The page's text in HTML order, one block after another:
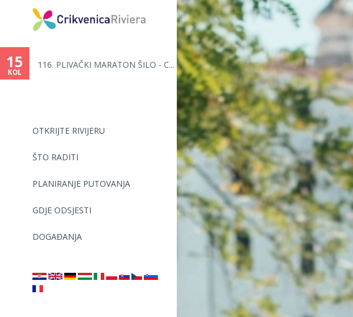
OTKRIJTE RIVIJERU
ŠTO RADITI
PLANIRANJE PUTOVANJA
GDJE ODSJESTI
DOGAĐANJA
15
KOL
116. PLIVAČKI MARATON ŠILO - C...
ste
ovdje